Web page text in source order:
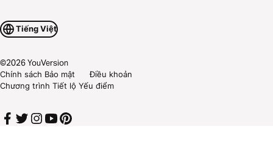
Tiếng Việt
©2026YouVersion
Chính sách Bảo mật
Điều khoản
Chương trình Tiết lộ Yếu điểm